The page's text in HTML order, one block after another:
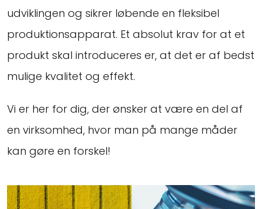
udviklingen og sikrer løbende en fleksibel
produktionsapparat. Et absolut krav for at et
produkt skal introduceres er, at det er af bedst
mulige kvalitet og effekt.
Vi er her for dig, der ønsker at være en del af
en virksomhed, hvor man på mange måder
kan gøre en forskel!